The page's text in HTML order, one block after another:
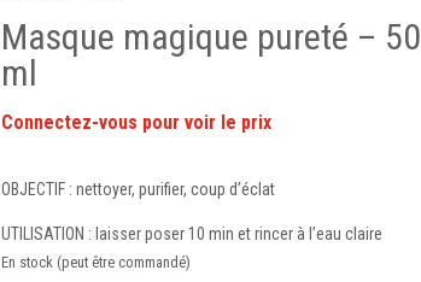
Masque magique pureté – 50
ml
OBJECTIF : nettoyer, purifier, coup d’éclat
UTILISATION : laisser poser 10 min et rincer à l’eau claire
En stock (peut être commandé)